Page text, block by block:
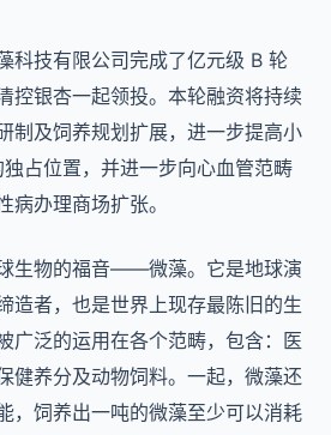
科技有限公司完成了亿元级 B 轮
控银杏一起领投。本轮融资将持续
制及饲养规划扩展，进一步提高小
占位置，并进一步向心血管范畴
病办理商场扩张。
生物的福音——微藻。它是地球演
造者，也是世界上现存最陈旧的生
广泛的运用在各个范畴，包含：医
健养分及动物饲料。一起，微藻还
，饲养出一吨的微藻至少可以消耗